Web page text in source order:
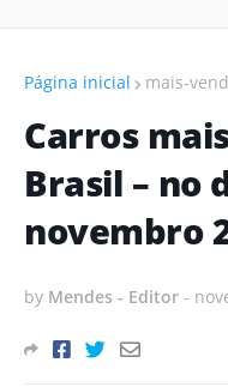
Página inicial mais-
Carros
Brasil – no
novembro
by Mendes - Editor -